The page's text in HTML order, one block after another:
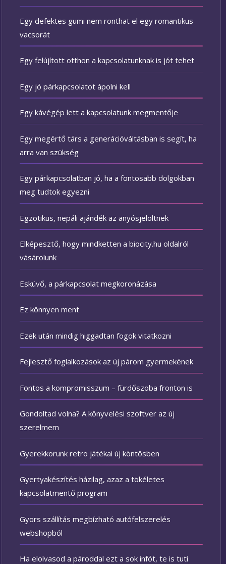
Egy defektes gumi nem ronthat el egy romantikus
vacsorát
Egy felújított otthon a kapcsolatunknak is jót tehet
Egy jó párkapcsolatot ápolni kell
Egy kávégép lett a kapcsolatunk megmentője
Egy megértő társ a generációváltásban is segít, ha
arra van szükség
Egy párkapcsolatban jó, ha a fontosabb dolgokban
meg tudtok egyezni
Egzotikus, nepáli ajándék az anyósjelöltnek
Elképesztő, hogy mindketten a biocity.hu oldalról
vásárolunk
Esküvő, a párkapcsolat megkoronázása
Ez könnyen ment
Ezek után mindig higgadtan fogok vitatkozni
Fejlesztő foglalkozások az új párom gyermekének
Fontos a kompromisszum – fürdőszoba fronton is
Gondoltad volna? A könyvelési szoftver az új
szerelmem
Gyerekkorunk retro játékai új köntösben
Gyertyakészítés házilag, azaz a tökéletes
kapcsolatmentő program
Gyors szállítás megbízható autófelszerelés
webshopból
Ha elolvasod a pároddal ezt a sok infót, te is tuti